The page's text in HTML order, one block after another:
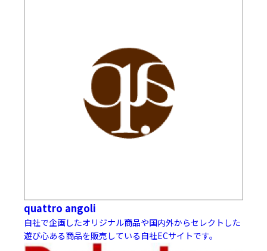
quattro angoli
自社で企画したオリジナル商品や国内外からセレクトした
遊び心ある商品を販売している自社ECサイトです。